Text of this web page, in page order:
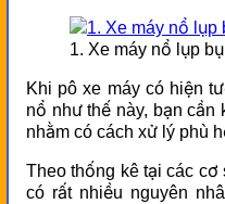
1. Xe máy nổ lụp
Khi pô xe máy có hiện
nổ như thế này, bạn cần
nhằm có cách xử lý phù
Theo thống kê tại các cơ
có rất nhiều nguyên